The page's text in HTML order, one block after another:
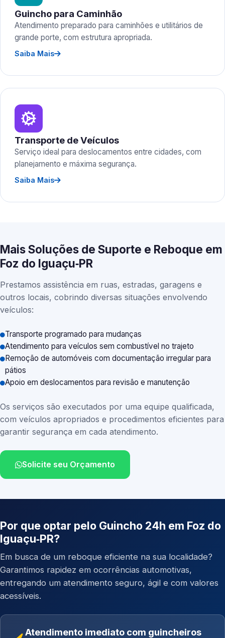
Guincho para Caminhão
Atendimento preparado para caminhões e utilitários de
grande porte, com estrutura apropriada.
Saiba Mais
Transporte de Veículos
Serviço ideal para deslocamentos entre cidades, com
planejamento e máxima segurança.
Saiba Mais
Mais Soluções de Suporte e Reboque em
Foz do Iguaçu‑PR
Prestamos assistência em ruas, estradas, garagens e
outros locais, cobrindo diversas situações envolvendo
veículos:
Transporte programado para mudanças
Atendimento para veículos sem combustível no trajeto
Remoção de automóveis com documentação irregular para
pátios
Apoio em deslocamentos para revisão e manutenção
Os serviços são executados por uma equipe qualificada,
com veículos apropriados e procedimentos eficientes para
garantir segurança em cada atendimento.
Solicite seu Orçamento
Por que optar pelo Guincho 24h em Foz do
Iguaçu‑PR?
Em busca de um reboque eficiente na sua localidade?
Garantimos rapidez em ocorrências automotivas,
entregando um atendimento seguro, ágil e com valores
acessíveis.
Atendimento imediato com guincheiros